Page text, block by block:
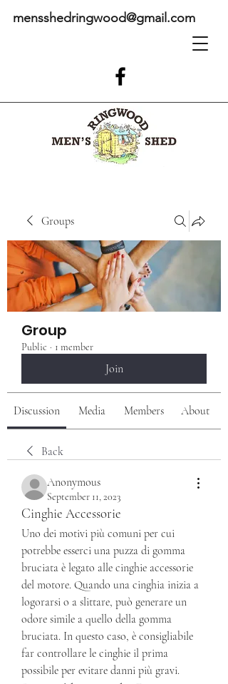
mensshedringwood@gmail.com
Groups
Group
Public · 1 member
Join
Discussion Media Members About
Back
Anonymous
September 11, 2023
Cinghie Accessorie
Uno dei motivi più comuni per cui
potrebbe esserci una puzza di gomma
bruciata è legato alle cinghie accessorie
del motore. Quando una cinghia inizia a
logorarsi o a slittare, può generare un
odore simile a quello della gomma
bruciata. In questo caso, è consigliabile
far controllare le cinghie il prima
possibile per evitare danni più gravi.